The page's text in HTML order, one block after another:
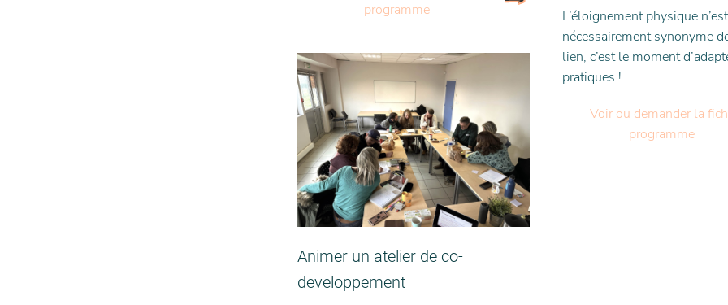
programme
L’éloignement physique
nécessairement synonyme
lien, c’est le moment
pratiques !
Voir ou demander la
programme
Animer un atelier de co-
developpement